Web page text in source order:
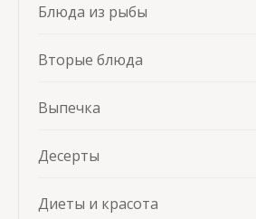
Блюда из рыбы
Вторые блюда
Выпечка
Десерты
Диеты и красота